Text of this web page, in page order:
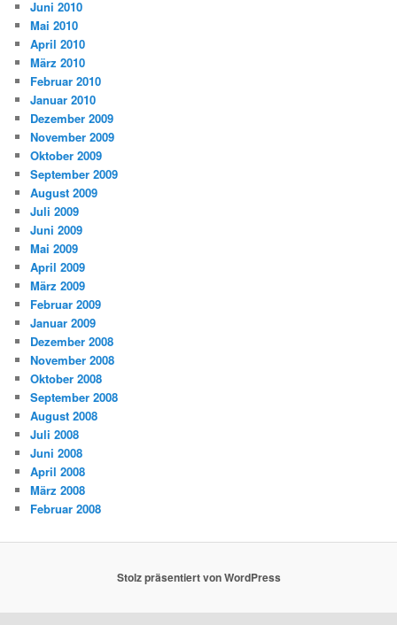
Juni 2010
Mai 2010
April 2010
März 2010
Februar 2010
Januar 2010
Dezember 2009
November 2009
Oktober 2009
September 2009
August 2009
Juli 2009
Juni 2009
Mai 2009
April 2009
März 2009
Februar 2009
Januar 2009
Dezember 2008
November 2008
Oktober 2008
September 2008
August 2008
Juli 2008
Juni 2008
April 2008
März 2008
Februar 2008
Stolz präsentiert von WordPress